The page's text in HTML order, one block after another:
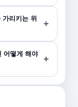
리키는 위
어떻게 해야